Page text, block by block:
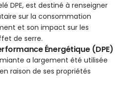
DPE, est destiné à renseigner
sur la consommation
et son impact sur les
de serre.
Énergétique (DPE)
a largement été utilisée
raison de ses propriétés